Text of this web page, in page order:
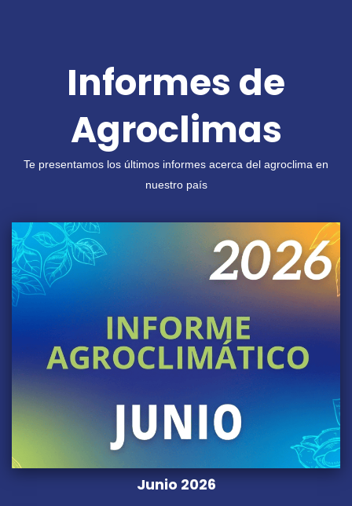
Informes de
Agroclimas
Te presentamos los últimos informes acerca del agroclima en
nuestro país
Junio 2026